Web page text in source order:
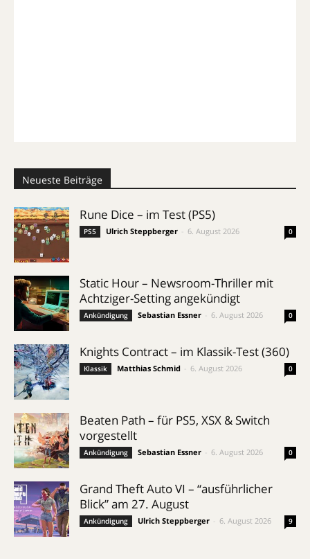
Neueste Beiträge
Rune Dice – im Test (PS5)
PS5 Ulrich Steppberger 6. August 2026 0
Static Hour – Newsroom-Thriller mit
Achtziger-Setting angekündigt
Ankündigung Sebastian Essner 6. August 2026 0
Knights Contract – im Klassik-Test (360)
Klassik Matthias Schmid 6. August 2026 0
Beaten Path – für PS5, XSX & Switch
vorgestellt
Ankündigung Sebastian Essner 6. August 2026 0
Grand Theft Auto VI – “ausführlicher
Blick” am 27. August
Ankündigung Ulrich Steppberger 6. August 2026 9